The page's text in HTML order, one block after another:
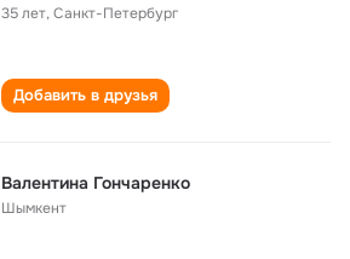
35 лет,Санкт-Петербург
Добавить в друзья
Валентина Гончаренко
Шымкент